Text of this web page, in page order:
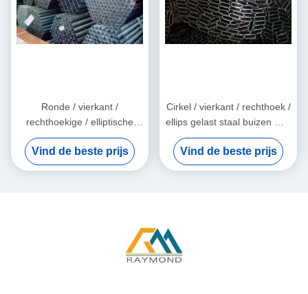
Ronde / vierkant /
rechthoekige / elliptische
ERW gelaste stalen buizen
met gegalvaniseerde en
zwarte oppervlakte
Vind de beste prijs
Cirkel / vierkant / rechthoek /
ellips gelast staal buizen met
gegalvaniseerde, geoliede
en zwarte oppervlakte
afwerking
Vind de beste prijs